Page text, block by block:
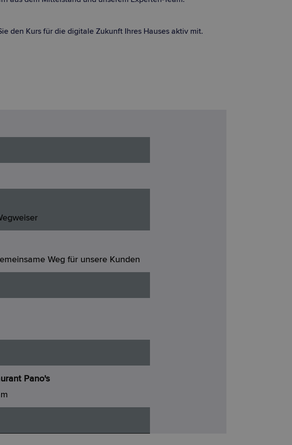
den Kurs für die digitale Zukunft Ihres Hauses aktiv mit.
Weg für unsere Kunden
Pano's